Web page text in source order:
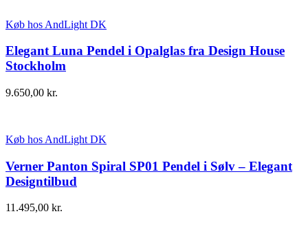
Køb hos AndLight DK
Elegant Luna Pendel i Opalglas fra Design House
Stockholm
9.650,00 kr.
Køb hos AndLight DK
Verner Panton Spiral SP01 Pendel i Sølv – Elegant
Designtilbud
11.495,00 kr.